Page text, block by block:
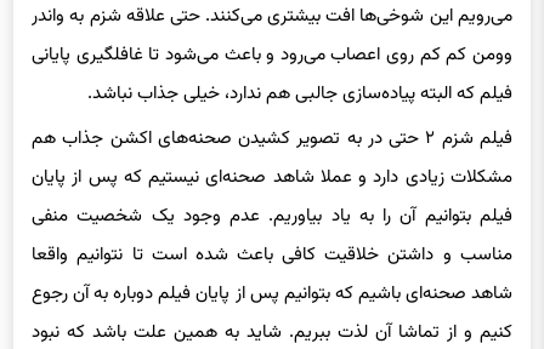
می‌رویم این شوخی‌ها افت بیشتری می‌کنند. حتی علاقه شزم به واندر
وومن کم کم روی اعصاب می‌رود و باعث می‌شود تا غافلگیری پایانی
فیلم که البته پیاده‌سازی جالبی هم ندارد، خیلی جذاب نباشد.
فیلم شزم ۲ حتی در به تصویر کشیدن صحنه‌های اکشن جذاب هم
مشکلات زیادی دارد و عملا شاهد صحنه‌ای نیستیم که پس از پایان
فیلم بتوانیم آن را به یاد بیاوریم. عدم وجود یک شخصیت منفی
مناسب و داشتن خلاقیت کافی باعث شده است تا نتوانیم واقعا
شاهد صحنه‌ای باشیم که بتوانیم پس از پایان فیلم دوباره به آن رجوع
کنیم و از تماشا آن لذت ببریم. شاید به همین علت باشد که نبود